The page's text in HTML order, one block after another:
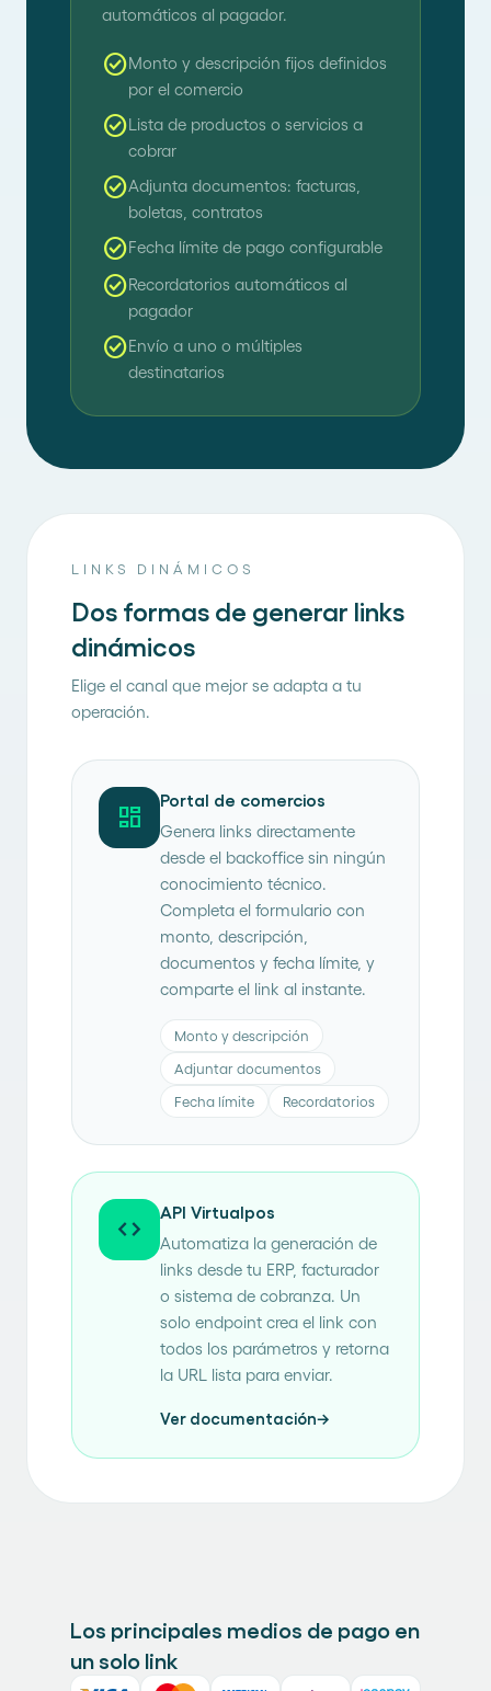
automáticos al pagador.
check_circleMonto y descripción fijos definidos
por el comercio
check_circleLista de productos o servicios a
cobrar
check_circleAdjunta documentos: facturas,
boletas, contratos
check_circleFecha límite de pago configurable
check_circleRecordatorios automáticos al
pagador
check_circleEnvío a uno o múltiples
destinatarios
LINKS DINÁMICOS
Dos formas de generar links
dinámicos
Elige el canal que mejor se adapta a tu
operación.
dashboard
Portal de comercios
Genera links directamente
desde el backoffice sin ningún
conocimiento técnico.
Completa el formulario con
monto, descripción,
documentos y fecha límite, y
comparte el link al instante.
Monto y descripción
Adjuntar documentos
Fecha límite
Recordatorios
code
API Virtualpos
Automatiza la generación de
links desde tu ERP, facturador
o sistema de cobranza. Un
solo endpoint crea el link con
todos los parámetros y retorna
la URL lista para enviar.
Ver documentación→
Los principales medios de pago en
un solo link